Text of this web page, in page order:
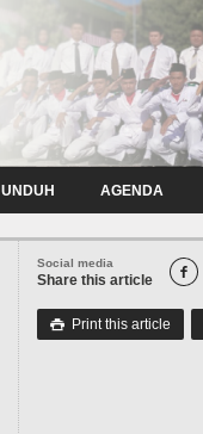
UNDUH AGENDA
Social media
Share this article 
 Print this article